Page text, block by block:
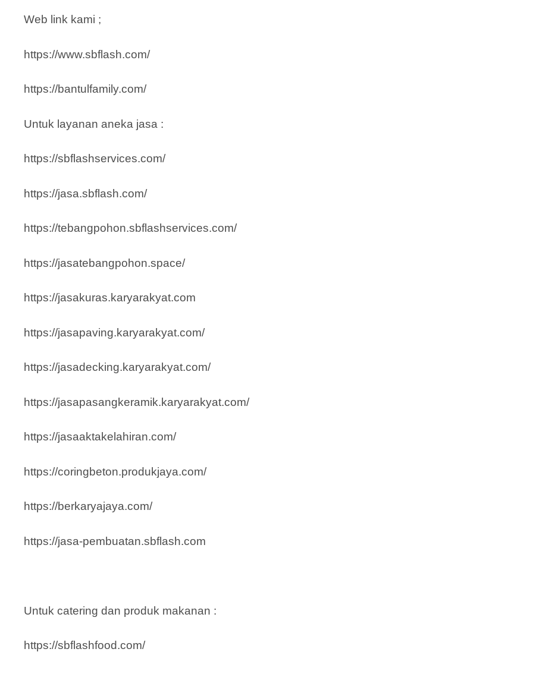
Web link kami ;
https://www.sbflash.com/
https://bantulfamily.com/
Untuk layanan aneka jasa :
https://sbflashservices.com/
https://jasa.sbflash.com/
https://tebangpohon.sbflashservices.com/
https://jasatebangpohon.space/
https://jasakuras.karyarakyat.com
https://jasapaving.karyarakyat.com/
https://jasadecking.karyarakyat.com/
https://jasapasangkeramik.karyarakyat.com/
https://jasaaktakelahiran.com/
https://coringbeton.produkjaya.com/
https://berkaryajaya.com/
https://jasa-pembuatan.sbflash.com
Untuk catering dan produk makanan :
https://sbflashfood.com/